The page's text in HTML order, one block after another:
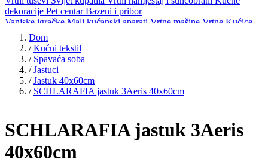
dekoracije Pet centarBazeni i pribor
Vanjske igračke Mali kućanski aparati Vrtne mašine Vrtne Kućice
Vrtni tuševi
dekoracijePet centar
Dom
/ Kućni tekstil
/ Spavaća soba
/ Jastuci
/ Jastuk 40x60cm
/ SCHLARAFIA jastuk 3Aeris 40x60cm
SCHLARAFIA jastuk 3Aeris
40x60cm